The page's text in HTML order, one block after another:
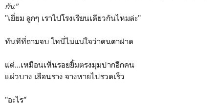
กัน"
"เยี่ยม ลูกๆ เราไปโรงเรียนเดียวกันไหมล่ะ"
ทันทีที่ถามจบ โทนี่ไม่แน่ใจว่าตนตาฝาด
แต่...เหมือนเห็นรอยยิ้มตรงมุมปากอีกคน
แผ่วบาง เลือนราง จางหายไปรวดเร็ว
"อะไร"